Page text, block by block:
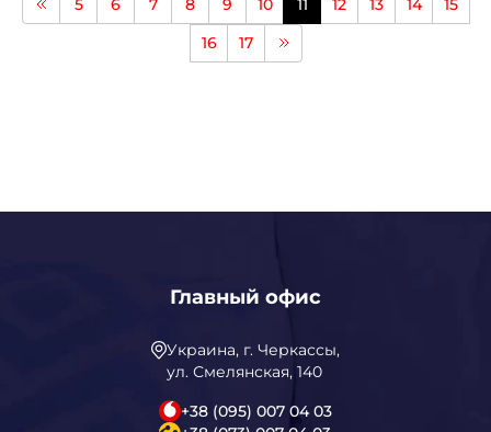
5 6 7 8 9 10 11 12 13 14
15
16
17
Главный офис
Украина, г. Черкассы,
ул. Смелянская, 140
+38 (095) 007 04 03